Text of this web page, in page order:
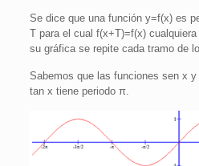
Se dice que una función y=f(x) es
T para el cual f(x+T)=f(x)
su gráfica se repite cada tramo de
Sabemos que las funciones sen x
tan x tiene periodo π.